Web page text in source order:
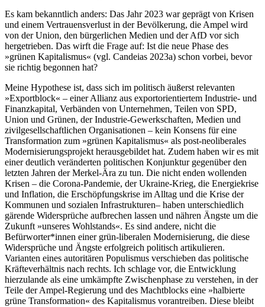
Es kam bekanntlich anders: Das Jahr 2023 war geprägt von Krisen
und einem Vertrauensverlust in der Bevölkerung, die Ampel wird
von der Union, den bürgerlichen Medien und der AfD vor sich
hergetrieben. Das wirft die Frage auf: Ist die neue Phase des
»grünen Kapitalismus« (vgl. Candeias 2023a) schon vorbei, bevor
sie richtig begonnen hat?
Meine Hypothese ist, dass sich im politisch äußerst relevanten
»Exportblock« – einer Allianz aus exportorientiertem Industrie- und
Finanzkapital, Verbänden von Unternehmen, Teilen von SPD,
Union und Grünen, der Industrie-Gewerkschaften, Medien und
zivilgesellschaftlichen Organisationen – kein Konsens für eine
Transformation zum »grünen Kapitalismus« als post-neoliberales
Modernisierungsprojekt herausgebildet hat. Zudem haben wir es mit
einer deutlich veränderten politischen Konjunktur gegenüber den
letzten Jahren der Merkel-Ära zu tun. Die nicht enden wollenden
Krisen – die Corona-Pandemie, der Ukraine-Krieg, die Energiekrise
und Inflation, die Erschöpfungskrise im Alltag und die Krise der
Kommunen und sozialen Infrastrukturen– haben unterschiedlich
gärende Widersprüche aufbrechen lassen und nähren Ängste um die
Zukunft »unseres Wohlstands«. Es sind andere, nicht die
Befürworter*innen einer grün-liberalen Modernisierung, die diese
Widersprüche und Ängste erfolgreich politisch artikulieren.
Varianten eines autoritären Populismus verschieben das politische
Kräfteverhältnis nach rechts. Ich schlage vor, die Entwicklung
hierzulande als eine umkämpfte Zwischenphase zu verstehen, in der
Teile der Ampel-Regierung und des Machtblocks eine »halbierte
grüne Transformation« des Kapitalismus vorantreiben. Diese bleibt